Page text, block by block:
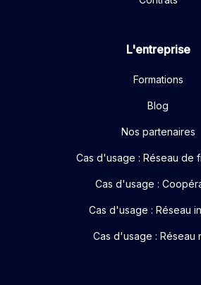
L'entreprise
Formations
Blog
Nos partenaires
Cas d'usage : Réseau de
Cas d'usage :
Cas d'usage : Réseau
Cas d'usage : Réseau